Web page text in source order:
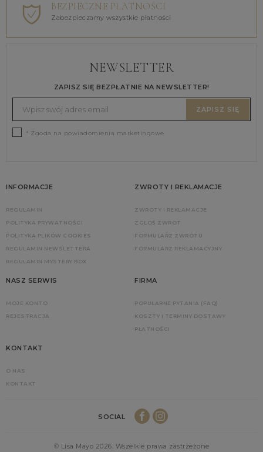
BEZPIECZNE PŁATNOŚCI
Zabezpieczamy wszystkie płatności
NEWSLETTER
ZAPISZ SIĘ BEZPŁATNIE NA NEWSLETTER!
ZAPISZ SIĘ
* Zgoda na powiadomienia marketingowe
INFORMACJE
REGULAMIN
POLITYKA PRYWATNOŚCI
POLITYKA PLIKÓW COOKIES
REGULAMIN NEWSLETTERA
REGULAMIN MYSTERY BOX
ZWROTY I REKLAMACJE
ZWROTY I REKLAMACJE
ZGŁOŚ ZWROT
FORMULARZ ZWROTU
FORMULARZ REKLAMACYJNY
NASZ SERWIS
MOJE KONTO
REJESTRACJA
FIRMA
POPULARNE PYTANIA (FAQ)
KOSZTY I TERMINY DOSTAWY
PŁATNOŚCI
KONTAKT
O NAS
KONTAKT
SOCIAL
© Lisa Mayo 2026. Wszelkie prawa zastrzeżone